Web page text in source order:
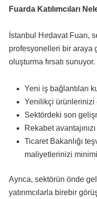
Fuarda Katılımcıları
İstanbul Hırdavat Fuarı,
profesyonelleri bir araya
oluşturma fırsatı
Yeni iş bağlantıları
Yenilikçi ürünlerinizi
Sektördeki son
Rekabet
Ticaret Bakanlığı
maliyetlerinizi
Ayrıca, sektörün önde
yatırımcılarla birebir